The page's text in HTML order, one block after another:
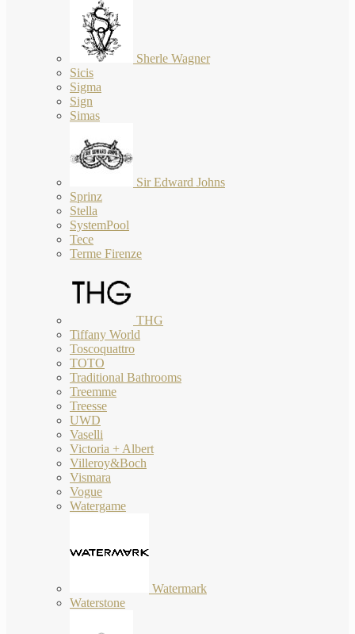
Sherle Wagner
Sicis
Sigma
Sign
Simas
Sir Edward Johns
Sprinz
Stella
SystemPool
Tece
Terme Firenze
THG
Tiffany World
Toscoquattro
TOTO
Traditional Bathrooms
Treemme
Treesse
UWD
Vaselli
Victoria + Albert
Villeroy&Boch
Vismara
Vogue
Watergame
Watermark
Waterstone